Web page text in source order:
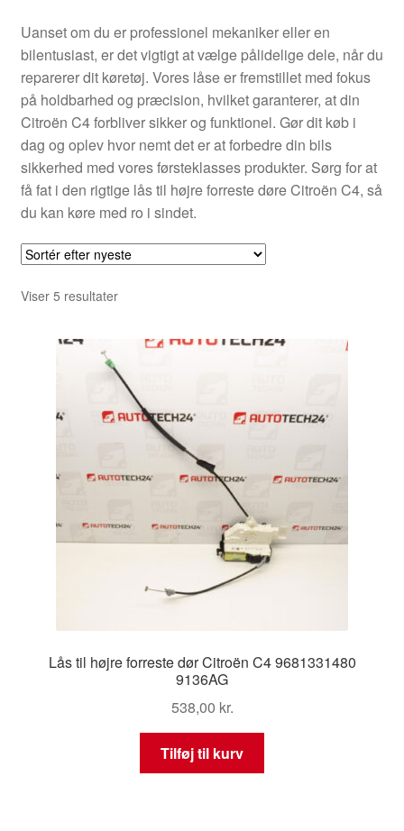
Om os
Privatlivspolitik
Vilkår og betingelser
Uanset om du er professionel mekaniker eller en
bilentusiast, er det vigtigt at vælge pålidelige dele, når du
reparerer dit køretøj. Vores låse er fremstillet med fokus
på holdbarhed og præcision, hvilket garanterer, at din
Citroën C4 forbliver sikker og funktionel. Gør dit køb i
dag og oplev hvor nemt det er at forbedre din bils
sikkerhed med vores førsteklasses produkter. Sørg for at
få fat i den rigtige lås til højre forreste døre Citroën C4, så
du kan køre med ro i sindet.
Viser 5 resultaterSorteret
Lås til højre forreste dør Citroën C4 9681331480
9136AG
538,00 kr.
Tilføj til kurv